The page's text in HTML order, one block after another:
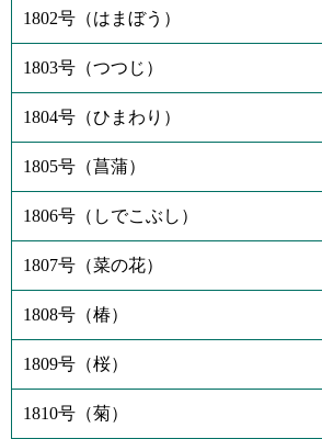
1802号（はまぼう）
1803号（つつじ）
1804号（ひまわり）
1805号（菖蒲）
1806号（しでこぶし）
1807号（菜の花）
1808号（椿）
1809号（桜）
1810号（菊）